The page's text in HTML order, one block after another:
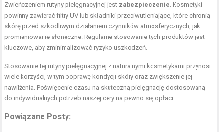
Zwieńczeniem rutyny pielęgnacyjnej jest zabezpieczenie. Kosmetyki
powinny zawierać filtry UV lub składniki przeciwutleniające, które chronią
skórę przed szkodliwym działaniem czynników atmosferycznych, jak
promieniowanie słoneczne. Regularne stosowanie tych produktów jest
kluczowe, aby zminimalizować ryzyko uszkodzeń.
Stosowanie tej rutyny pielęgnacyjnej z naturalnymi kosmetykami przynosi
wiele korzyści, w tym poprawę kondycji skóry oraz zwiększenie jej
nawilżenia. Poświęcenie czasu na skuteczną pielęgnację dostosowaną
do indywidualnych potrzeb naszej cery na pewno się opłaci.
Powiązane Posty: